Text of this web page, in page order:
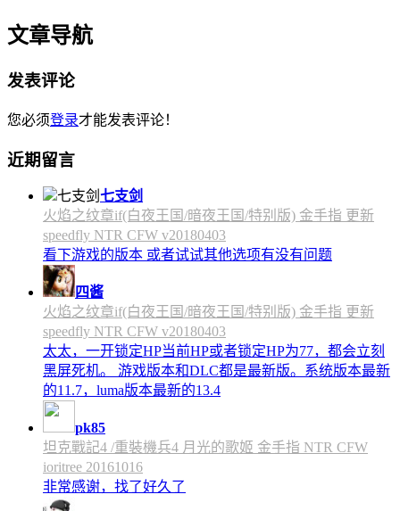
文章导航
发表评论
您必须登录才能发表评论！
近期留言
七支剑
火焰之纹章if(白夜王国/暗夜王国/特别版) 金手指 更新
speedfly NTR CFW v20180403
看下游戏的版本 或者试试其他选项有没有问题
四酱
火焰之纹章if(白夜王国/暗夜王国/特别版) 金手指 更新
speedfly NTR CFW v20180403
太太，一开锁定HP当前HP或者锁定HP为77，都会立刻
黑屏死机。 游戏版本和DLC都是最新版。系统版本最新
的11.7，luma版本最新的13.4
pk85
坦克戰記4 /重裝機兵4 月光的歌姬 金手指 NTR CFW
ioritree 20161016
非常感谢，找了好久了